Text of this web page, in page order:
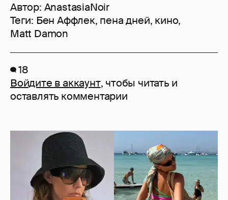
Автор: AnastasiaNoir
Теги: Бен Аффлек, пена дней, кино,
Matt Damon
18
Войдите в аккаунт, чтобы читать и
оставлять комментарии